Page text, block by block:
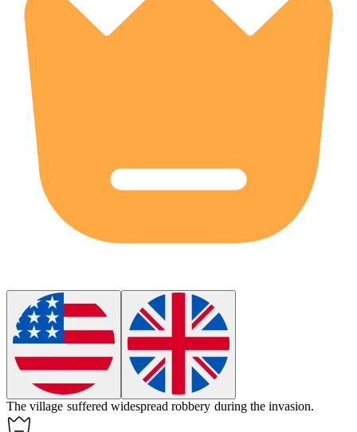
The village suffered widespreadrobbery during the invasion.